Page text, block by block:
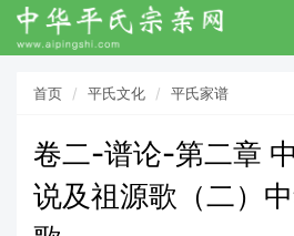
首页 平氏文化 平氏家谱
卷二-谱论-第二章
说及祖源歌（二）